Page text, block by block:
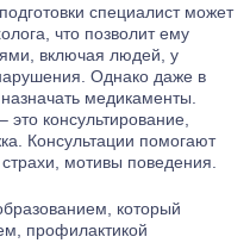
специалист может
что позволит ему
включая людей, у
Однако даже в
медикаменты.
консультирование,
Консультации помогают
мотивы поведения.
который
профилактикой